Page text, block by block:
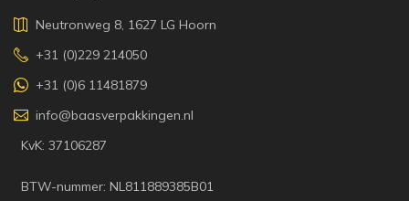
Neutronweg 8, 1627 LG Hoorn
+31 (0)229 214050
+31 (0)6 11481879
info@baasverpakkingen.nl
KvK: 37106287
BTW-nummer: NL811889385B01